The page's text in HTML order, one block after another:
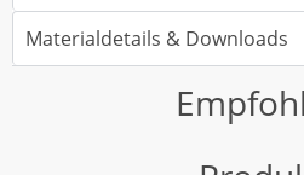
Materialdetails & Downloads